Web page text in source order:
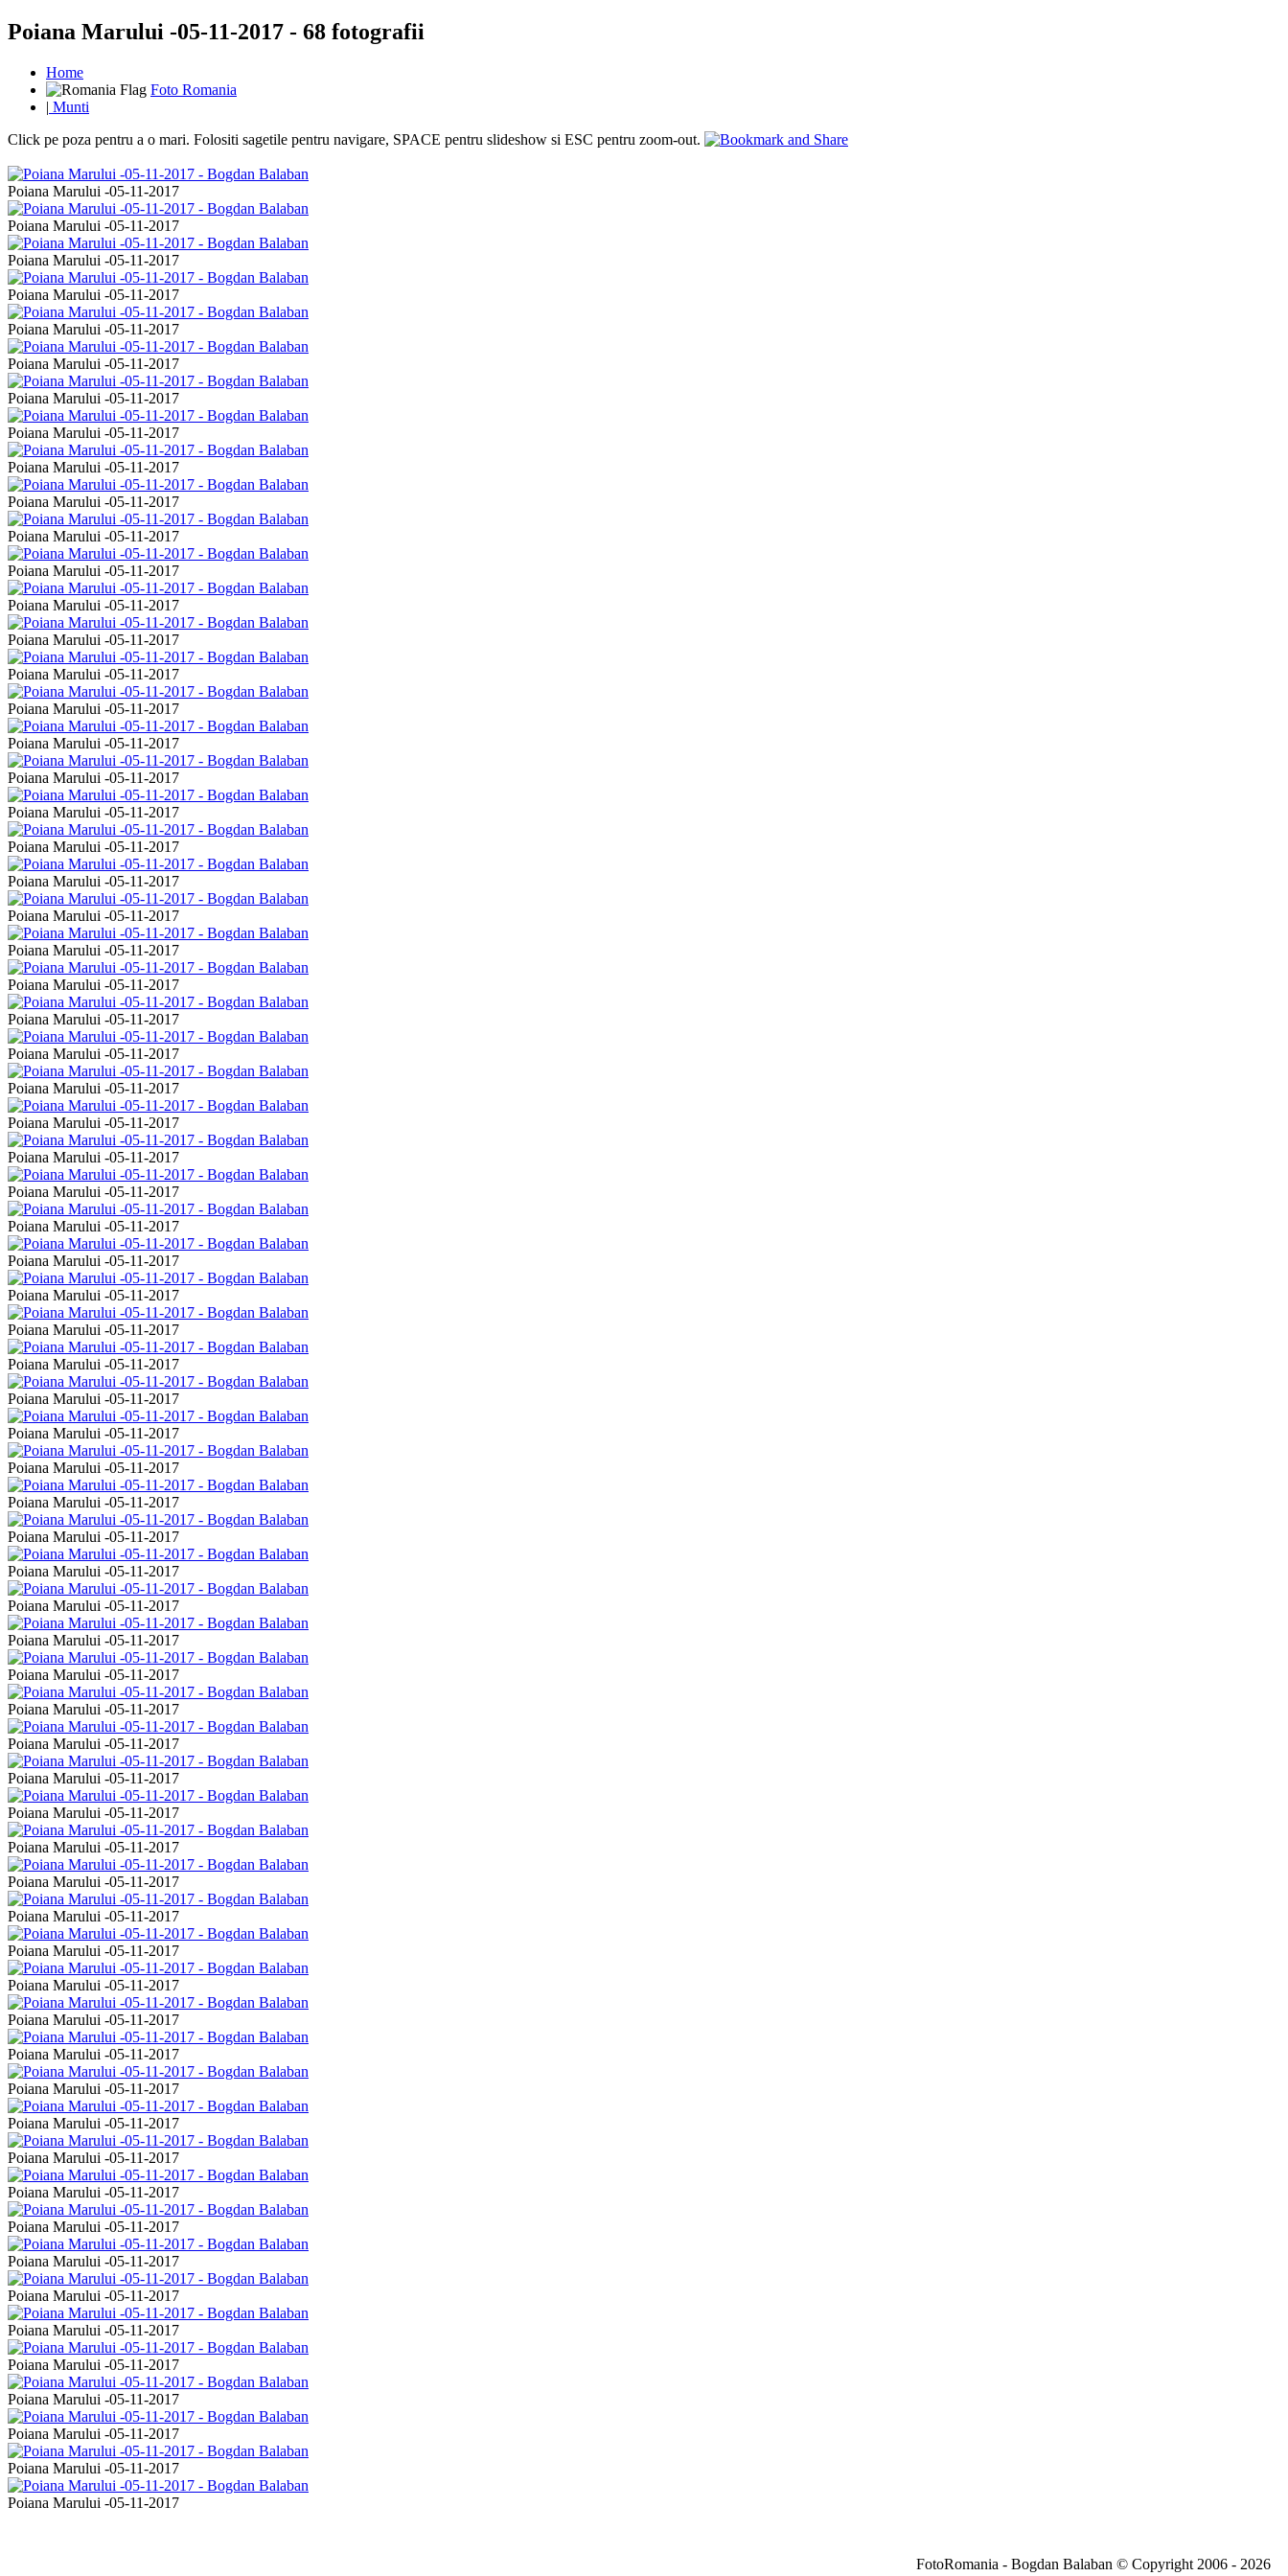
Poiana Marului -05-11-2017 - 68 fotografii
Home
Foto Romania
| Munti
Click pe poza pentru a o mari. Folositi sagetile pentru navigare, SPACE pentru slideshow si ESC pentru zoom-out.
Poiana Marului -05-11-2017
Poiana Marului -05-11-2017
Poiana Marului -05-11-2017
Poiana Marului -05-11-2017
Poiana Marului -05-11-2017
Poiana Marului -05-11-2017
Poiana Marului -05-11-2017
Poiana Marului -05-11-2017
Poiana Marului -05-11-2017
Poiana Marului -05-11-2017
Poiana Marului -05-11-2017
Poiana Marului -05-11-2017
Poiana Marului -05-11-2017
Poiana Marului -05-11-2017
Poiana Marului -05-11-2017
Poiana Marului -05-11-2017
Poiana Marului -05-11-2017
Poiana Marului -05-11-2017
Poiana Marului -05-11-2017
Poiana Marului -05-11-2017
Poiana Marului -05-11-2017
Poiana Marului -05-11-2017
Poiana Marului -05-11-2017
Poiana Marului -05-11-2017
Poiana Marului -05-11-2017
Poiana Marului -05-11-2017
Poiana Marului -05-11-2017
Poiana Marului -05-11-2017
Poiana Marului -05-11-2017
Poiana Marului -05-11-2017
Poiana Marului -05-11-2017
Poiana Marului -05-11-2017
Poiana Marului -05-11-2017
Poiana Marului -05-11-2017
Poiana Marului -05-11-2017
Poiana Marului -05-11-2017
Poiana Marului -05-11-2017
Poiana Marului -05-11-2017
Poiana Marului -05-11-2017
Poiana Marului -05-11-2017
Poiana Marului -05-11-2017
Poiana Marului -05-11-2017
Poiana Marului -05-11-2017
Poiana Marului -05-11-2017
Poiana Marului -05-11-2017
Poiana Marului -05-11-2017
Poiana Marului -05-11-2017
Poiana Marului -05-11-2017
Poiana Marului -05-11-2017
Poiana Marului -05-11-2017
Poiana Marului -05-11-2017
Poiana Marului -05-11-2017
Poiana Marului -05-11-2017
Poiana Marului -05-11-2017
Poiana Marului -05-11-2017
Poiana Marului -05-11-2017
Poiana Marului -05-11-2017
Poiana Marului -05-11-2017
Poiana Marului -05-11-2017
Poiana Marului -05-11-2017
Poiana Marului -05-11-2017
Poiana Marului -05-11-2017
Poiana Marului -05-11-2017
Poiana Marului -05-11-2017
Poiana Marului -05-11-2017
Poiana Marului -05-11-2017
Poiana Marului -05-11-2017
Poiana Marului -05-11-2017
FotoRomania - Bogdan Balaban © Copyright 2006 - 2026